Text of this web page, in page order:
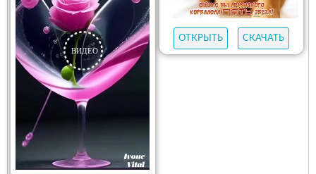
ОТКРЫТЬ СКАЧАТЬ